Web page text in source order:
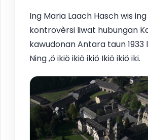
Ing Maria Laach Hasch wis
kontrovèrsi liwat hubungan
kawudonan Antara taun 1933
Ning ,ö ikiö ikiö ikiö Ikiö ikiö iki.